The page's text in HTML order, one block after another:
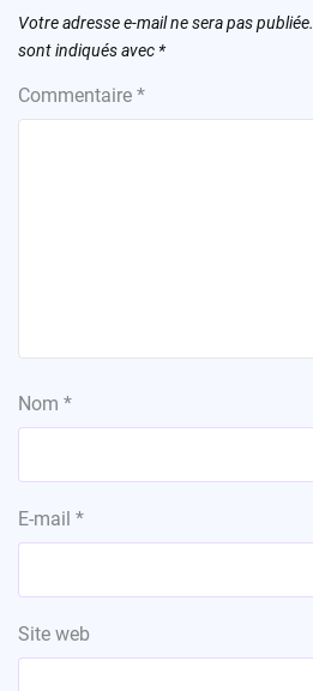
Votre adresse e-mail ne sera pas publiée.
sont indiqués avec *
Commentaire *
Nom *
E-mail *
Site web